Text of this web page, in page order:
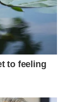
в окреме
а